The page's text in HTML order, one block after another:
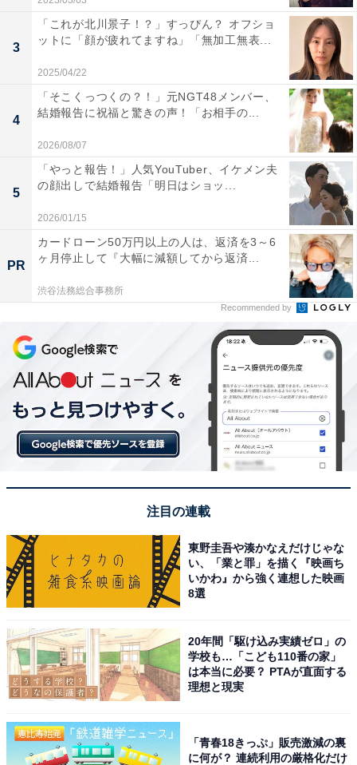
3
「これが北川景子！？」すっぴん？ オフショ
ットに「顔が疲れてますね」「無加工無表...
2025/04/22
4
「そこくっつくの？！」元NGT48メンバー、
結婚報告に祝福と驚きの声！「お相手の...
2026/08/07
5
「やっと報告！」人気YouTuber、イケメン夫
の顔出しで結婚報告「明日はショッ...
2026/01/15
PR
カードローン50万円以上の人は、返済を3～6
ヶ月停止して『大幅に減額してから返済...
渋谷法務総合事務所
Recommended by
注目の連載
東野圭吾や湊かなえだけじゃな
い、「業と罪」を描く『映画ち
いかわ』から強く連想した映画
8選
20年間「駆け込み実績ゼロ」の
学校も…「こども110番の家」
は本当に必要？ PTAが直面する
理想と現実
「青春18きっぷ」販売激減の裏
に何が？ 連続利用の厳格化だけ